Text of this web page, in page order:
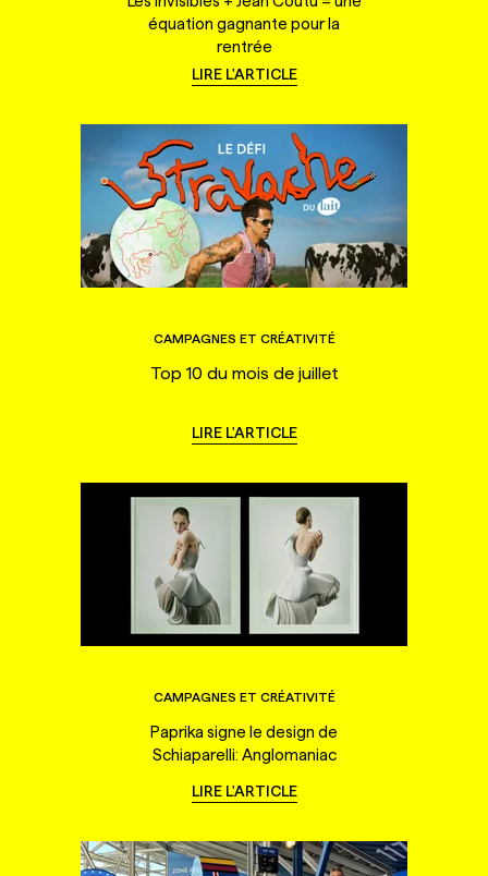
équation gagnante pour la
rentrée
LIRE L'ARTICLE
CAMPAGNES ET CRÉATIVITÉ
Top 10 du mois de juillet
LIRE L'ARTICLE
CAMPAGNES ET CRÉATIVITÉ
Paprika signe le design de
Schiaparelli: Anglomaniac
LIRE L'ARTICLE